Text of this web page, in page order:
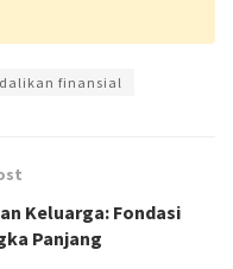
finansial
Keluarga: Fondasi
Panjang